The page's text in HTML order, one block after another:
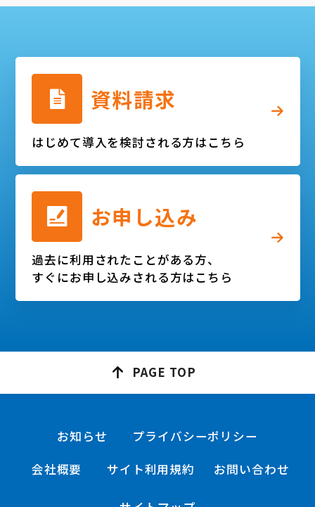
資料請求
はじめて導入を検討される方はこちら
お申し込み
過去に利用されたことがある方、
すぐにお申し込みされる方はこちら
PAGE TOP
お知らせ
プライバシーポリシー
会社概要
サイト利用規約 お問い合わせ